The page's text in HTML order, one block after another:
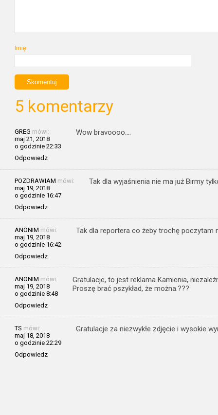
Imię
5 komentarzy
GREG mówi:
maj 21, 2018
o godzinie 22:33
Odpowiedz
Wow bravoooo….
POZDRAWIAM mówi:
maj 19, 2018
o godzinie 16:47
Odpowiedz
Tak dla wyjaśnienia nie ma już Birmy
ANONIM mówi:
maj 19, 2018
o godzinie 16:42
Odpowiedz
Tak dla reportera co żeby trochę poczytam
ANONIM mówi:
maj 19, 2018
o godzinie 8:48
Odpowiedz
Gratulacje, to jest reklama Kamienia,
Proszę brać pszykład, że można.???
TS mówi:
maj 18, 2018
o godzinie 22:29
Odpowiedz
Gratulacje za niezwykłe zdjęcie i wysokie